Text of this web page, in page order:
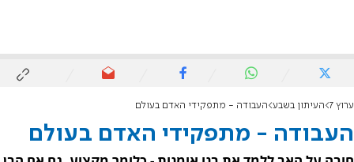
ערוץ 7 העיתון בשבע העבודה - מתפקידי האדם בעולם
העבודה - מתפקידי האדם בעולם